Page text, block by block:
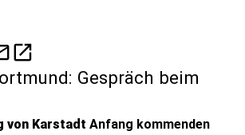
open_in_new
Gespräch beim
von Karstadt Anfang kommenden